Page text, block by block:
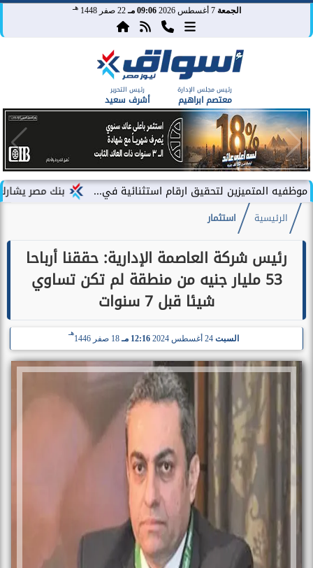
الجمعة 7 أغسطس 2026 09:06 مـ 22 صفر 1448 هـ
رئيس مجلس الإدارة
معتصم ابراهيم
رئيس التحرير
أشرف سعيد
بنك مصر يشارك في لتحقيق ارقام استثنائية في...
الرئيسية استثمار
رئيس شركة العاصمة الإدارية: حققنا أرباحا
53 مليار جنيه من منطقة لم تكن تساوي
شيئا قبل 7 سنوات
السبت 12:16 مـ 18 صفر 1446
هـ